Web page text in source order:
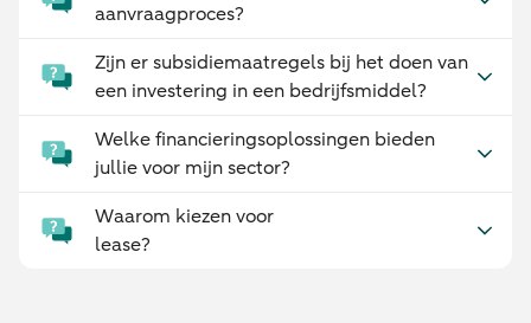
aanvraagproces?
Zijn er subsidiemaatregels bij het doen van
een investering in een bedrijfsmiddel?
Welke financieringsoplossingen bieden
jullie voor mijn sector?
Waarom kiezen voor
lease?